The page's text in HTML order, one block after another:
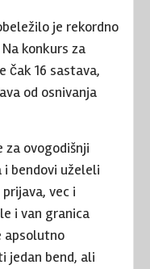
je rekordno
konkurs za
čak 16 sastava,
od osnivanja
za ovogodišnji
bendovi uželeli
vec i
i van granica
apsolutno
jedan bend, ali